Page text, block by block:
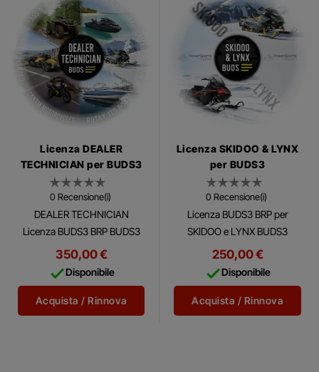
Licenza DEALER
TECHNICIAN per BUDS3
0 Recensione(i)
DEALER TECHNICIAN
Licenza BUDS3 BRP BUDS3
(Software di Utilità e
Diagnostica BRP) è un
software diagnostico
completo multilingue che
consente...
350,00 €
Disponibile
Acquista / Rinnova
Licenza SKIDOO & LYNX
per BUDS3
0 Recensione(i)
Licenza BUDS3 BRP per
SKIDOO e LYNX BUDS3
(Software di Utilità e
Diagnostica BRP) è un
software diagnostico
completo multilingue che
consente...
250,00 €
Disponibile
Acquista / Rinnova